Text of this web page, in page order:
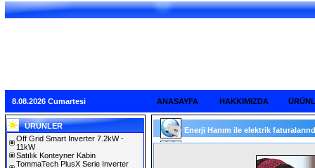
8.08.2026 Cumartesi ANASAYFA HAKKIMIZDA
ÜRÜNLER
Off Grid Smart Inverter 7.2kW -
11kW
Satılık Konteyner Kabin
TommaTech PlusX Serie Inverter
Enerji Hanım ile elektrik